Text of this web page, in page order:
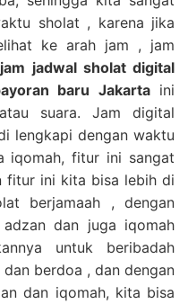
sholat , karena jika
ke arah jam , jam
jadwal sholat digital
baru Jakartaini
suara. Jam digital
lengkapi dengan waktu
iqomah, fitur ini sangat
fitur ini kita bisa lebih di
berjamaah , dengan
dan juga iqomah
untuk beribadah
berdoa , dan dengan
dan iqomah, kita bisa